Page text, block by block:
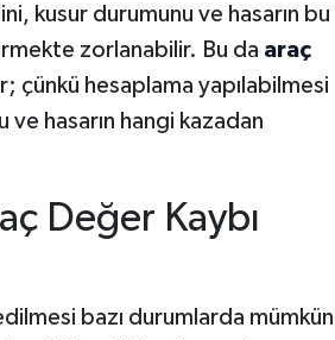
kusur durumunu ve hasarın bu
zorlanabilir. Bu da araç
hesaplama yapılabilmesi
hasarın hangi kazadan
Değer Kaybı
bazı durumlarda mümkün